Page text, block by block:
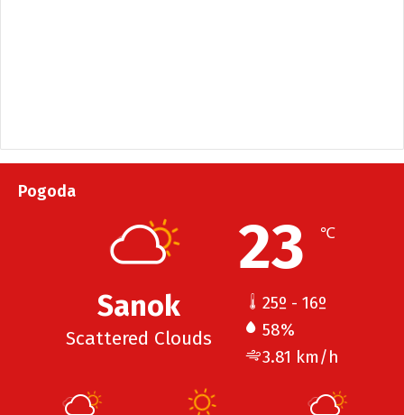
Pogoda
Sanok
Scattered Clouds
23 ℃
25º - 16º
58%
3.81 km/h